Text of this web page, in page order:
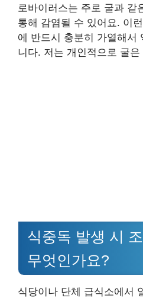
로바이러스는 주로 굴과 같
통해 감염될 수 있어요. 이
에 반드시 충분히 가열해서
니다. 저는 개인적으로 굴
식중독 발생 시
무엇인가요?
식당이나 단체 급식소에서